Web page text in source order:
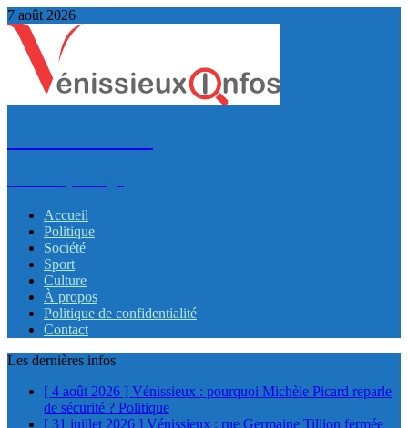
7 août 2026
Accueil
Politique
Société
Sport
Culture
À propos
Politique de confidentialité
Contact
Les dernières infos
[ 4 août 2026 ] Vénissieux : pourquoi Michèle Picard reparle
de sécurité ? Politique
[ 31 juillet 2026 ] Vénissieux : rue Germaine Tillion fermée